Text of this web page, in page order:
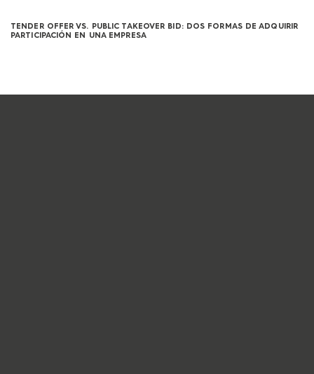
TENDER OFFER VS. PUBLIC TAKEOVER BID: DOS FORMAS DE ADQUIRIR
PARTICIPACIÓN EN UNA EMPRESA